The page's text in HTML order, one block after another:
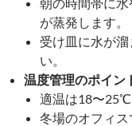
が蒸発します。
受け皿に水が
い。
温度管理のポイン
適温は18〜25℃
冬場のオフィ